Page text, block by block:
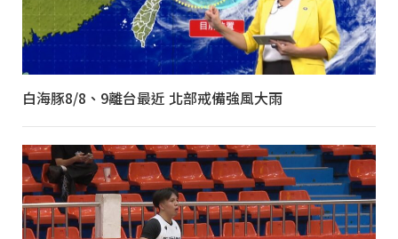
白海豚8/8、9離台最近 北部戒備強風大雨